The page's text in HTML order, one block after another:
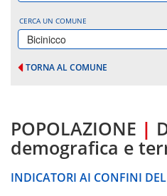
CERCA UN COMUNE
Bicinicco
TORNA AL COMUNE
POPOLAZIONE |
demografica e
INDICATORI AI CONFINI